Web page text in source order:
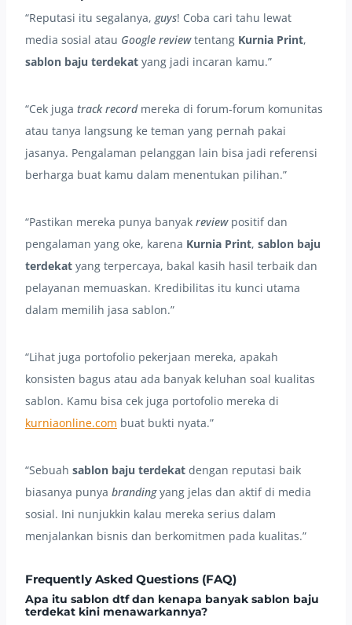
“Reputasi itu segalanya, guys! Coba cari tahu lewat
media sosial atau Google reviewtentang Kurnia Print,
sablon baju terdekat yang jadi incaran kamu.”
“Cek juga track recordmereka di forum-forum komunitas
atau tanya langsung ke teman yang pernah pakai
jasanya. Pengalaman pelanggan lain bisa jadi referensi
berharga buat kamu dalam menentukan pilihan.”
“Pastikan mereka punya banyak reviewpositif dan
pengalaman yang oke, karena Kurnia Print, sablon baju
terdekat yang terpercaya, bakal kasih hasil terbaik dan
pelayanan memuaskan. Kredibilitas itu kunci utama
dalam memilih jasa sablon.”
“Lihat juga portofolio pekerjaan mereka, apakah
konsisten bagus atau ada banyak keluhan soal kualitas
sablon. Kamu bisa cek juga portofolio mereka di
kurniaonline.com buat bukti nyata.”
“Sebuah sablon baju terdekat dengan reputasi baik
biasanya punya brandingyang jelas dan aktif di media
sosial. Ini nunjukkin kalau mereka serius dalam
menjalankan bisnis dan berkomitmen pada kualitas.”
Frequently Asked Questions (FAQ)
Apa itu sablon dtf dan kenapa banyak sablon baju
terdekat kini menawarkannya?